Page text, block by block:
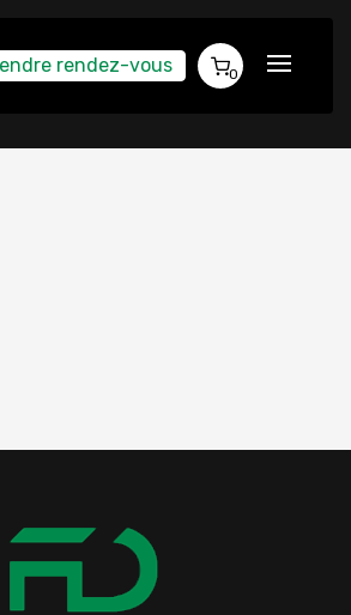
rendez-vous 0
10